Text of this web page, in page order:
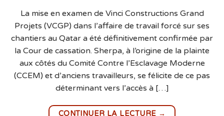
La mise en examen de Vinci Constructions Grand
Projets (VCGP) dans l’affaire de travail forcé sur ses
chantiers au Qatar a été définitivement confirmée par
la Cour de cassation. Sherpa, à l’origine de la plainte
aux côtés du Comité Contre l’Esclavage Moderne
(CCEM) et d’anciens travailleurs, se félicite de ce pas
déterminant vers l’accès à […]
CONTINUER LA LECTURE →